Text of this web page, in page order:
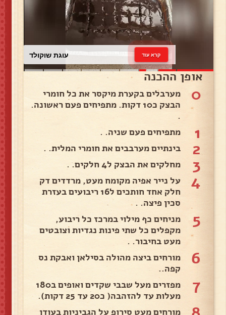
עוגת שוקולד קרא עוד
אופן ההכנה
0
מערבלים בקערת מיקסר את כל חומרי
הבצק כ10 דקות. מתפיחים פעם ראשונה.
.
1 מתפיחים פעם שניה. .
2 בינתיים מערבבים את חומרי המלית. .
3 מחלקים את הבצק ל4 חלקים. .
4
על נייר אפיה מקומח מעט, מרדדים דק
חלק אחד חותכים ל16 ריבועים בעזרת
סכין פיצה. .
5
מניחים כף מילוי במרכז כל ריבוע,
מקפלים כל שתי פינות נגדיות וצובטים
מעט בחיבור. .
6
מורחים ביצה מהולה בסילאן ואבקת נס
קפה..
7
מפזרים מעל שבבי שקדים ואופים ב180
מעלות עד להזהבה( כ20 עד 25 דקות).
מורחים מעט סירופ על הגביניות בעודן